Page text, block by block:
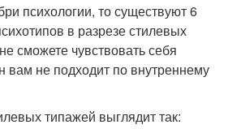
психологии, то существуют 6
в разрезе стилевых
сможете чувствовать себя
вам не подходит по внутреннему
типажей выглядит так: